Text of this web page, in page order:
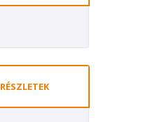
RÉSZLETEK